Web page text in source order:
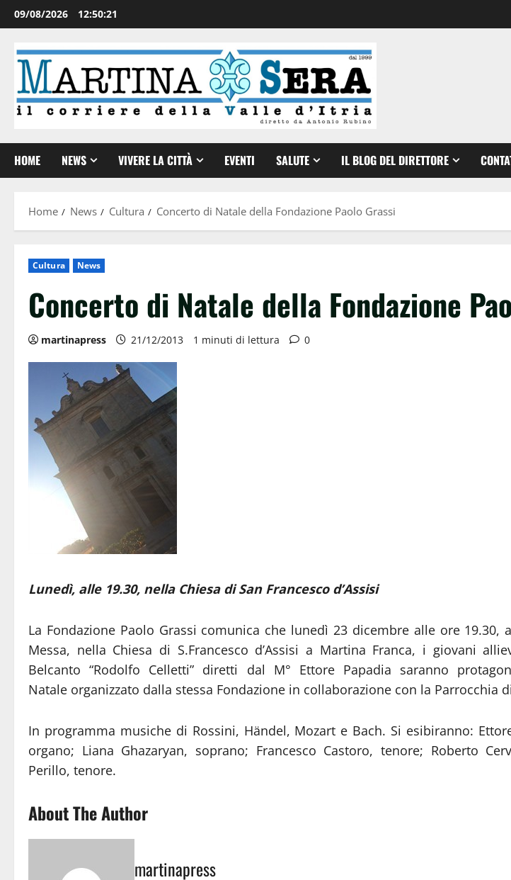
09/08/2026 12:50:21
HOME NEWS VIVERE LA CITTÀ EVENTI SALUTE IL BLOG DEL DIRETTORE
Home News Cultura Concerto di Natale della Fondazione Paolo Grassi
Cultura News
Concerto di Natale della Fondazione
martinapress 21/12/2013 1 minuti di lettura 0
Lunedì, alle 19.30, nella Chiesa di San Francesco d’Assisi
La Fondazione Paolo Grassi comunica che lunedì 23 dicembre alle ore 19.30,
Messa, nella Chiesa di S.Francesco d’Assisi a Martina Franca, i giovani
Belcanto “Rodolfo Celletti” diretti dal M° Ettore Papadia saranno
Natale organizzato dalla stessa Fondazione in collaborazione con la Parrocchia
In programma musiche di Rossini, Händel, Mozart e Bach. Si esibiranno:
organo; Liana Ghazaryan, soprano; Francesco Castoro, tenore; Roberto
Perillo, tenore.
About The Author
martinapress